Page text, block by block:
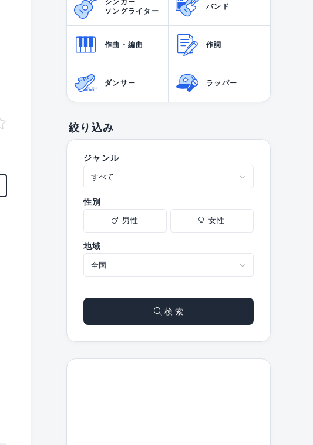
シンガー
ソングライター
バンド
作曲・編曲 作詞
ダンサー ラッパー
絞り込み
ジャンル
性別
男性 女性
地域
検 索